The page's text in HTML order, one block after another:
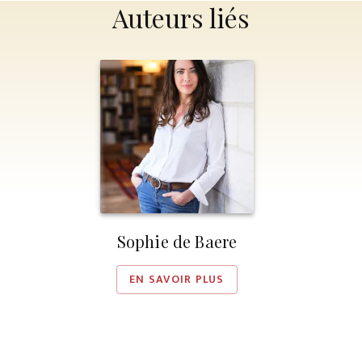
Auteurs liés
Sophie de Baere
EN SAVOIR PLUS